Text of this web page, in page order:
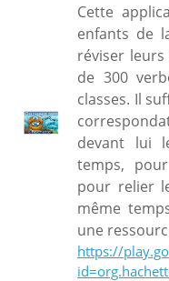
Cette
enfants de
réviser
de 300
classes. Il
devant lui
temps,
pour relier
même
une
https://